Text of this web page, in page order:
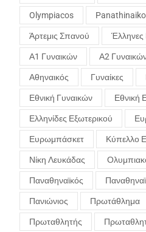
Olympiacos
Άρτεμις Σπανού Έλληνες
Α1 Γυναικών Α2
Αθηναικός Γυναίκες
Εθνική Γυναικών Εθνική
Ελληνίδες Εξωτερικού
Ευρωμπάσκετ Κύπελλο
Νίκη Λευκάδας
Παναθηναϊκός
Πανιώνιος Πρωτάθλημα
Πρωταθλητής